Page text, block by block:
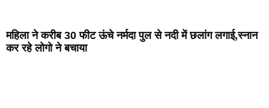
महिला ने करीब 30 फीट ऊंचे नर्मदा पुल से नदी में छलांग लगाई,स्नान
कर रहे लोगो ने बचाया